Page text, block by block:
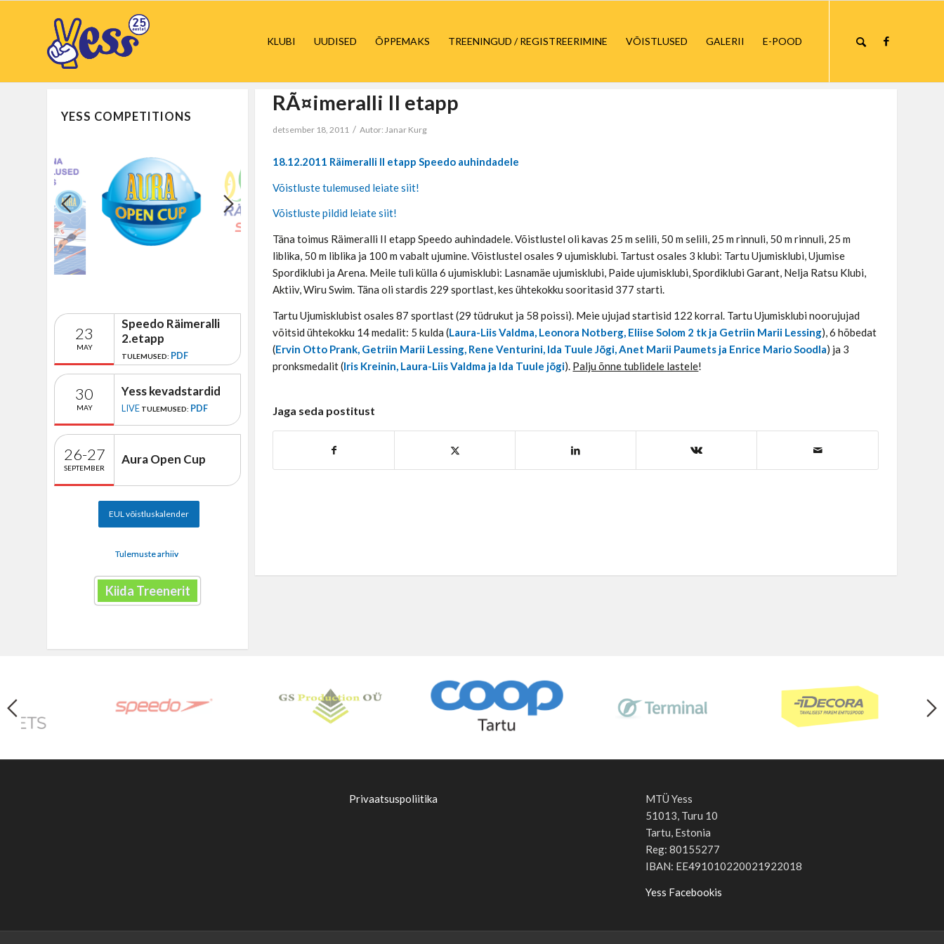
KLUBI UUDISED ÕPPEMAKS TREENINGUD / REGISTREERIMINE VÕISTLUSED GALERII E-POOD
RÃ¤imeralli II etapp
detsember 18, 2011 / Autor:Janar Kurg
18.12.2011 Räimeralli II etapp Speedo auhindadele
Võistluste tulemused leiate siit!
Võistluste pildid leiate siit!
Täna toimus Räimeralli II etapp Speedo auhindadele. Võistlustel oli kavas 25 m selili, 50 m selili, 25 m rinnuli, 50 m rinnuli, 25 m
liblika, 50 m liblika ja 100 m vabalt ujumine. Võistlustel osales 9 ujumisklubi. Tartust osales 3 klubi: Tartu Ujumisklubi, Ujumise
Spordiklubi ja Arena. Meile tuli külla 6 ujumisklubi: Lasnamäe ujumisklubi, Paide ujumisklubi, Spordiklubi Garant, Nelja Ratsu Klubi,
Aktiiv, Wiru Swim. Täna oli stardis 229 sportlast, kes ühtekokku sooritasid 377 starti.
Tartu Ujumisklubist osales 87 sportlast (29 tüdrukut ja 58 poissi). Meie ujujad startisid 122 korral. Tartu Ujumisklubi noorujujad
võitsid ühtekokku 14 medalit: 5 kulda (Laura-Liis Valdma, Leonora Notberg, Eliise Solom 2 tk ja Getriin Marii Lessing), 6 hõbedat
(Ervin Otto Prank, Getriin Marii Lessing, Rene Venturini, Ida Tuule Jõgi, Anet Marii Paumets ja Enrice Mario Soodla) ja 3
pronksmedalit (Iris Kreinin, Laura-Liis Valdma ja Ida Tuule jõgi). Palju õnne tublidele lastele!
Jaga seda postitust
YESS COMPETITIONS
23
MAY
Speedo Räimeralli
2.etapp
TULEMUSED: PDF
30
MAY
Yess kevadstardid
LIVE TULEMUSED: PDF
26-27
SEPTEMBER
Aura Open Cup
EUL võistluskalender
Tulemuste arhiiv
Kiida Treenerit
Privaatsuspoliitika
MTÜ Yess
51013, Turu 10
Tartu, Estonia
Reg: 80155277
IBAN: EE491010220021922018
Yess Facebookis